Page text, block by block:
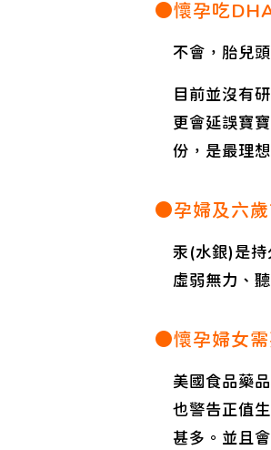
●懷孕吃
不會，胎兒
目前並沒有
更會延誤寶
份，是最理
●孕婦及六歲
汞(水銀)是持
虛弱無力、
●懷孕婦女需
美國食品藥
也警告正值
甚多。並且